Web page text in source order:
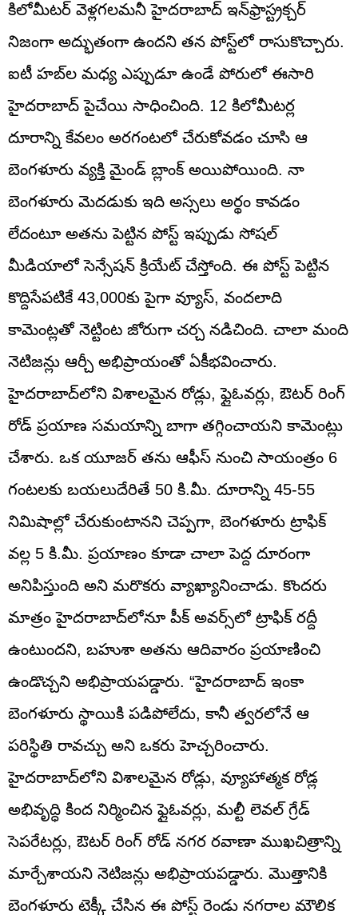
కిలోమీటర్ వెళ్లగలమనీ హైదరాబాద్ ఇన్‌ఫ్రాస్ట్రక్చర్
నిజంగా అద్భుతంగా ఉందని తన పోస్ట్‌లో రాసుకొచ్చారు.
ఐటీ హబ్‌ల మధ్య ఎప్పుడూ ఉండే పోరులో ఈసారి
హైదరాబాద్ పైచేయి సాధించింది. 12 కిలోమీటర్ల
దూరాన్ని కేవలం అరగంటలో చేరుకోవడం చూసి ఆ
బెంగళూరు వ్యక్తి మైండ్ బ్లాంక్ అయిపోయింది. నా
బెంగళూరు మెదడుకు ఇది అస్సలు అర్థం కావడం
లేదంటూ అతను పెట్టిన పోస్ట్ ఇప్పుడు సోషల్
మీడియాలో సెన్సేషన్ క్రియేట్ చేస్తోంది. ఈ పోస్ట్ పెట్టిన
కొద్దిసేపటికే 43,000కు పైగా వ్యూస్, వందలాది
కామెంట్లతో నెట్టింట జోరుగా చర్చ నడిచింది. చాలా మంది
నెటిజన్లు ఆర్చీ అభిప్రాయంతో ఏకీభవించారు.
హైదరాబాద్‌లోని విశాలమైన రోడ్లు, ఫ్లైఓవర్లు, ఔటర్ రింగ్
రోడ్ ప్రయాణ సమయాన్ని బాగా తగ్గించాయని కామెంట్లు
చేశారు. ఒక యూజర్ తను ఆఫీస్ నుంచి సాయంత్రం 6
గంటలకు బయలుదేరితే 50 కి.మీ. దూరాన్ని 45-55
నిమిషాల్లో చేరుకుంటానని చెప్పగా, బెంగళూరు ట్రాఫిక్
వల్ల 5 కి.మీ. ప్రయాణం కూడా చాలా పెద్ద దూరంగా
అనిపిస్తుంది అని మరొకరు వ్యాఖ్యానించాడు. కొందరు
మాత్రం హైదరాబాద్‌లోనూ పీక్ అవర్స్‌లో ట్రాఫిక్ రద్దీ
ఉంటుందని, బహుశా అతను ఆదివారం ప్రయాణించి
ఉండొచ్చని అభిప్రాయపడ్డారు. “హైదరాబాద్ ఇంకా
బెంగళూరు స్థాయికి పడిపోలేదు, కానీ త్వరలోనే ఆ
పరిస్థితి రావచ్చు అని ఒకరు హెచ్చరించారు.
హైదరాబాద్‌లోని విశాలమైన రోడ్లు, వ్యూహాత్మక రోడ్ల
అభివృద్ధి కింద నిర్మించిన ఫ్లైఓవర్లు, మల్టీ లెవల్ గ్రేడ్
సెపరేటర్లు, ఔటర్ రింగ్ రోడ్ నగర రవాణా ముఖచిత్రాన్ని
మార్చేశాయని నెటిజన్లు అభిప్రాయపడ్డారు. మొత్తానికి
బెంగళూరు టెక్కీ చేసిన ఈ పోస్ట్ రెండు నగరాల మౌలిక